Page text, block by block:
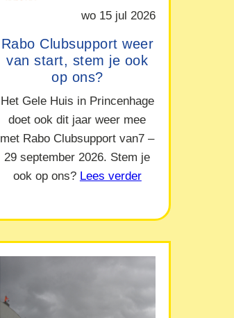
wo 15 jul 2026
Rabo Clubsupport weer
van start, stem je ook
op ons?
Het Gele Huis in Princenhage
doet ook dit jaar weer mee
met Rabo Clubsupport van7 –
29 september 2026. Stem je
ook op ons? Lees verder